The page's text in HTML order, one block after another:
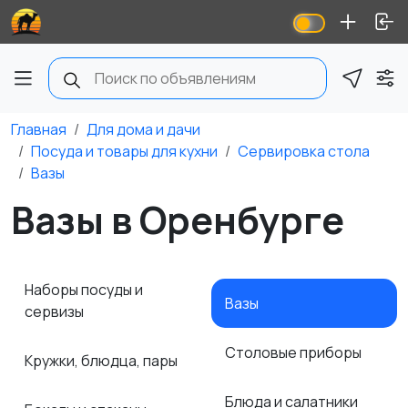
Главная
Для дома и дачи
Посуда и товары для кухни
Сервировка стола
Вазы
Вазы в Оренбурге
Наборы посуды и
сервизы
Кружки, блюдца, пары
Вазы
Столовые приборы
Блюда и салатники